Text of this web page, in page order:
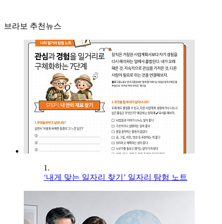
브라보 추천뉴스
1.
‘내게 맞는 일자리 찾기’ 일자리 탐험 노트